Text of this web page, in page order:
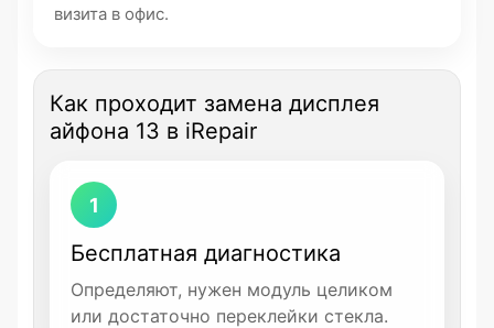
визита в офис.
Как проходит замена дисплея
айфона 13 в iRepair
1
Бесплатная диагностика
Определяют, нужен модуль целиком
или достаточно переклейки стекла.